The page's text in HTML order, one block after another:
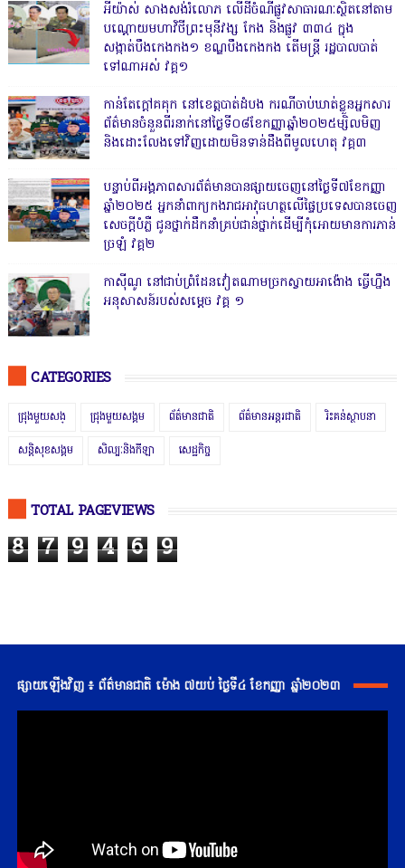
អីយ៉ាស់ សាងសង់រំលោភ លើដីចំណីផ្លូវសាធារណៈស្ថិតនៅតាម
បណ្ដោយមហាវិថីព្រះមុនីវង្ស កែង និងផ្លូវ ៣៣៤ ក្នុង
សង្កាត់បឹងកេងកង១ ខណ្ឌបឹងកេងកង តើមន្ត្រី រដ្ឋបាលបាត់
ទៅណាអស់ វគ្គ១
កាន់តែក្តៅគគុក នៅខេត្តបាត់ដំបង ករណីចាប់ឃាត់ខ្លួនអ្នកសារ
ព័ត៌មានចំនួនពីរនាក់នៅថ្ងៃទី០៨ខែកញ្ញាឆ្នាំ២០២៥ម្សិលមិញ
និងដោះលែងទៅវិញដោយមិនទាន់ដឹងពីមូលហេតុ វគ្គ៣
បន្ទាប់ពីអង្គភាពសារព័ត៌មានបានផ្សាយចេញនៅថ្ងៃទី៧ខែកញ្ញា
ឆ្នាំ២០២៥ អ្នកនាំពាក្យកងរាជអាវុធហត្ថលើផ្ទៃប្រទេសបានចេញ
សេចក្តីបំភ្លឺ ជូនថ្នាក់ដឹកនាំគ្រប់ជាន់ថ្នាក់ដើម្បីកុំអោយមានការភាន់
ច្រឡំ វគ្គ២
កាសុីណូ នៅជាប់ព្រំដែនវៀតណាមច្រកស្វាយអាង៉ោង ធ្វើហ្នឹង
អនុសាសន៍របស់សម្ដេច វគ្គ ១
CATEGORIES
ជ្រុងមួយសង្ ជ្រុងមួយសង្គម ព័ត៌មានជាតិ ព័ត៌មានអន្តរជាតិ រិះគន់ស្ថាបនា
សន្តិសុខសង្គម សិល្បៈនិងកីឡា សេដ្ឋកិច្ច
TOTAL PAGEVIEWS
8 7 9 4 6 9
ផ្សាយឡើងវិញ ៖ ព័ត៌មានជាតិ ម៉ោង ៧យប់ ថ្ងៃទី៤ ខែកញ្ញា ឆ្នាំ២០២៣